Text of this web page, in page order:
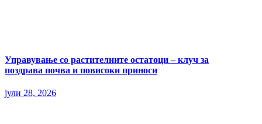
Управување со растителните остатоци – клуч за
поздрава почва и повисоки приноси
јули 28, 2026